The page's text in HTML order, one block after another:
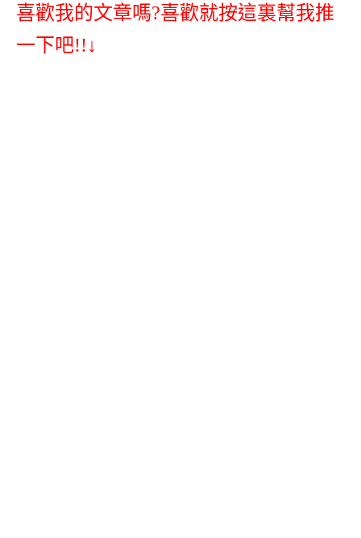
喜歡我的文章嗎?喜歡就按這裏幫我推
一下吧!!↓